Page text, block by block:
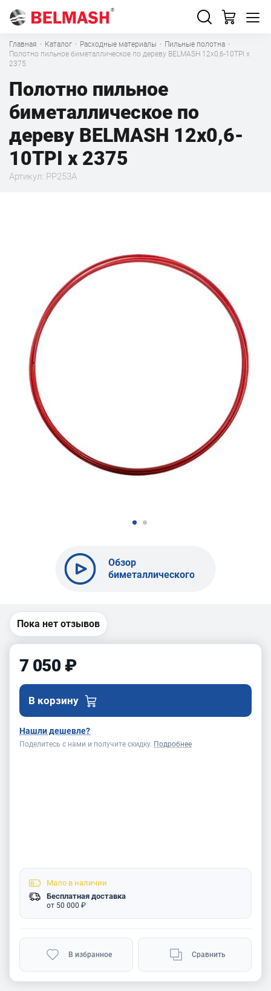
Главная · Каталог · Расходные материалы · Пильные полотна ·
Полотно пильное биметаллическое по дереву BELMASH 12x0,6-10TPI x
2375
Полотно пильное
биметаллическое по
дереву BELMASH 12x0,6-
10TPI x 2375
Артикул: PP253A
Обзор
биметаллического
Пока нет отзывов
7 050 ₽
В корзину
Нашли дешевле?
Поделитесь с нами и получите скидку. Подробнее
Мало в наличии
Бесплатная доставка
от 50 000 ₽
В избранное Сравнить